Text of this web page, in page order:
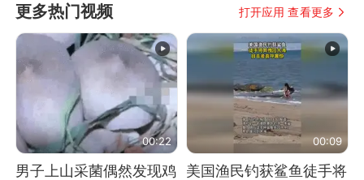
更多热门视频 打开应用 查看更多
00:22
男子上山采菌偶然发现鸡
00:09
美国渔民钓获鲨鱼徒手将